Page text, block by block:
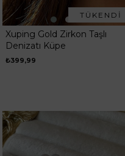
TÜKENDI
Xuping Gold Zirkon Taşlı
Denizatı Küpe
₺399,99